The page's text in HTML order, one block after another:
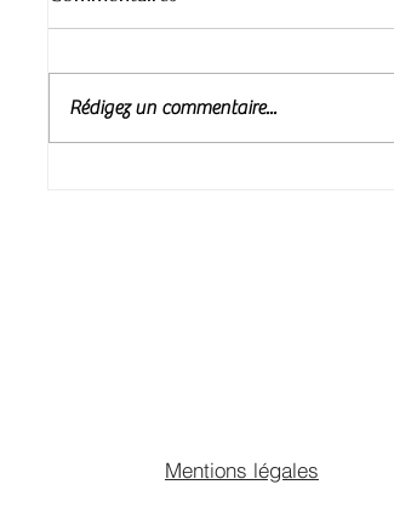
Rédigez un commentaire...
Mentions légales